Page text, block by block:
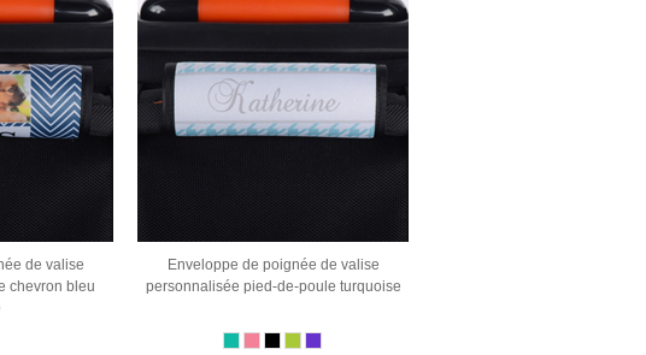
de valise
chevron bleu
Enveloppe de poignée de valise
personnalisée pied-de-poule turquoise